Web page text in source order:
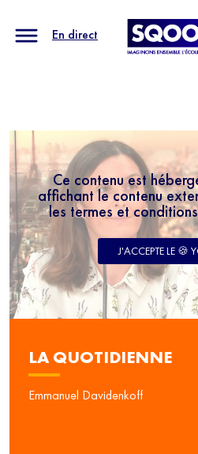
En direct
Ce contenu est
affichant le contenu
les termes et
J'ACCEPTE LE 🍪
LA QUOTIDIENNE
Emmanuel Davidenkoff